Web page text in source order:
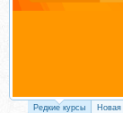
Редкие курсы Новая